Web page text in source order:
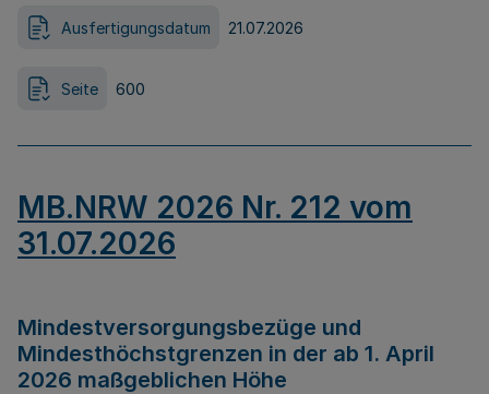
Ausfertigungsdatum 21.07.2026
Seite 600
MB.NRW 2026 Nr. 212 vom
31.07.2026
Mindestversorgungsbezüge und
Mindesthöchstgrenzen in der ab 1. April
2026 maßgeblichen Höhe